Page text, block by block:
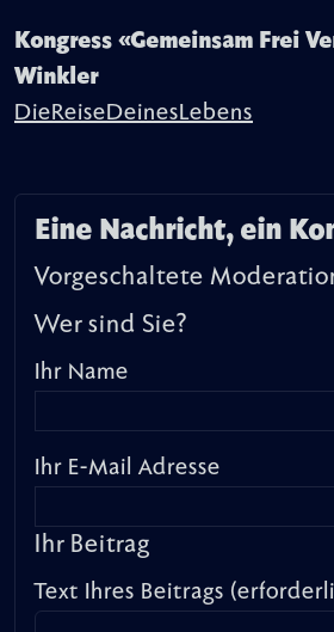
Kongress «Gemeinsam Frei
Winkler
DieReiseDeinesLebens
Eine Nachricht, ein
Vorgeschaltete
Wer sind Sie?
Ihr Name
Ihr E-Mail Adresse
Ihr Beitrag
Text Ihres Beitrags